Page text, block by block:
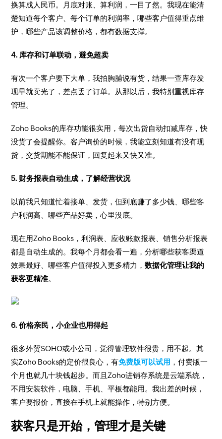
换算成人民币。月底对账、算利润，一目了然。我现在能清
楚知道每个客户、每个订单的利润率，哪些客户值得重点维
护，哪些产品该调整价格，都有数据支撑。
4. 库存和订单联动，避免超卖
有次一个客户要下大单，我拍胸脯说有货，结果一查库存发
现早就卖光了，差点丢了订单。从那以后，我特别重视库存
管理。
Zoho Books的库存功能很实用，每次出货自动扣减库存，快
没货了会提醒你。客户询价的时候，我能立刻知道有没有现
货，交货期能不能保证，回复起来又快又准。
5. 财务报表自动生成，了解经营状况
以前我只知道忙着接单、发货，但到底赚了多少钱、哪些客
户利润高、哪些产品好卖，心里没底。
现在用Zoho Books，利润表、应收账款报表、销售分析报表
都是自动生成的。我每个月都会看一遍，分析哪些获客渠道
效果最好、哪些客户值得投入更多精力，数据化管理让我的
获客更精准。
6. 价格亲民，小企业也用得起
很多外贸SOHO或小公司，觉得管理软件很贵，用不起。其
实Zoho Books的定价很良心，有免费版可以试用 ，付费版一
个月也就几十块钱起步。而且Zoho进销存系统是云端系统，
不用安装软件，电脑、手机、平板都能用。我出差的时候，
客户要报价，直接在手机上就能操作，特别方便。
获客只是开始，管理才是关键